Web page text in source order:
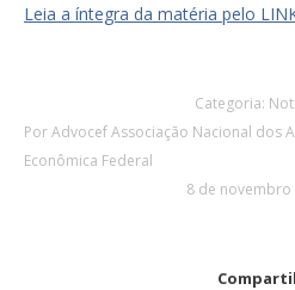
Leia a íntegra da matéria pelo
Categoria:
PorAdvocef Associação Nacional dos
Econômica Federal
8 de novembro